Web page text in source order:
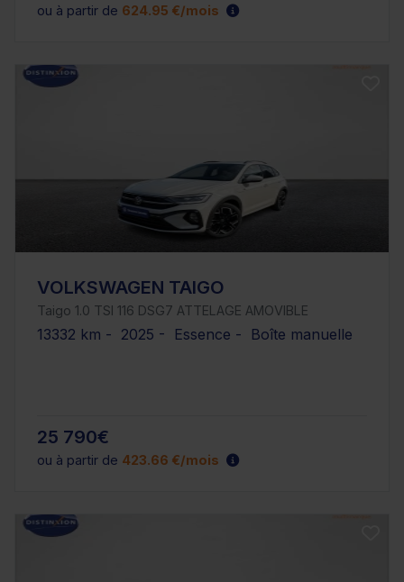
ou à partir de 624.95 €/mois
VOLKSWAGEN TAIGO
Taigo 1.0 TSI 116 DSG7 ATTELAGE AMOVIBLE
13332 km - 2025 - Essence - Boîte manuelle
25 790€
ou à partir de 423.66 €/mois